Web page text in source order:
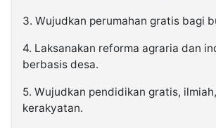
3. Wujudkan perumahan gratis bagi
4. Laksanakan reforma agraria dan
berbasis desa.
5. Wujudkan pendidikan gratis,
kerakyatan.